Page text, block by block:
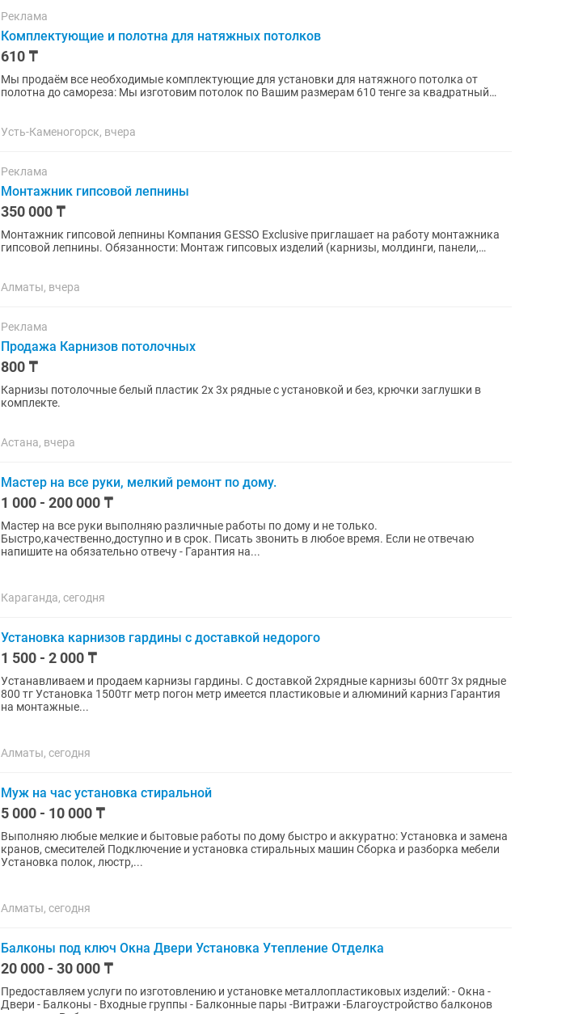
Реклама
Комплектующие и полотна для натяжных потолков
610 ₸
Мы продаём все необходимые комплектующие для установки для натяжного потолка от
полотна до самореза: Мы изготовим потолок по Вашим размерам 610 тенге за квадратный
Усть-Каменогорск, вчера
Реклама
Монтажник гипсовой лепнины
350 000 ₸
Монтажник гипсовой лепнины Компания GESSO Exclusive приглашает на работу монтажника
гипсовой лепнины. Обязанности: Монтаж гипсовых изделий (карнизы, молдинги, панели,
Алматы, вчера
Реклама
Продажа Карнизов потолочных
800 ₸
Карнизы потолочные белый пластик 2х 3х рядные с установкой и без, крючки заглушки в
комплекте.
Астана, вчера
Мастер на все руки, мелкий ремонт по дому.
1 000 - 200 000 ₸
Мастер на все руки выполняю различные работы по дому и не только.
Быстро,качественно,доступно и в срок. Писать звонить в любое время. Если не отвечаю
напишите на обязательно отвечу - Гарантия на...
Караганда, сегодня
Установка карнизов гардины с доставкой недорого
1 500 - 2 000 ₸
Устанавливаем и продаем карнизы гардины. С доставкой 2хрядные карнизы 600тг 3х рядные
800 тг Установка 1500тг метр погон метр имеется пластиковые и алюминий карниз Гарантия
на монтажные...
Алматы, сегодня
Муж на час установка стиральной
5 000 - 10 000 ₸
Выполняю любые мелкие и бытовые работы по дому быстро и аккуратно: Установка и замена
кранов, смесителей Подключение и установка стиральных машин Сборка и разборка мебели
Установка полок, люстр,...
Алматы, сегодня
Балконы под ключ Окна Двери Установка Утепление Отделка
20 000 - 30 000 ₸
Предоставляем услуги по изготовлению и установке металлопластиковых изделий: - Окна -
Двери - Балконы - Входные группы - Балконные пары -Витражи -Благоустройство балконов